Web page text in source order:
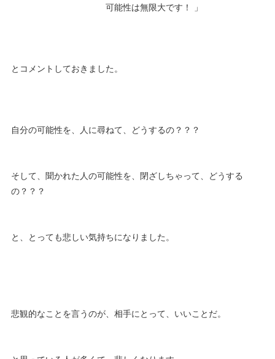
可能性は無限大です！ 」
とコメントしておきました。
自分の可能性を、人に尋ねて、どうするの？？？
そして、聞かれた人の可能性を、閉ざしちゃって、どうする
の？？？
と、とっても悲しい気持ちになりました。
悲観的なことを言うのが、相手にとって、いいことだ。